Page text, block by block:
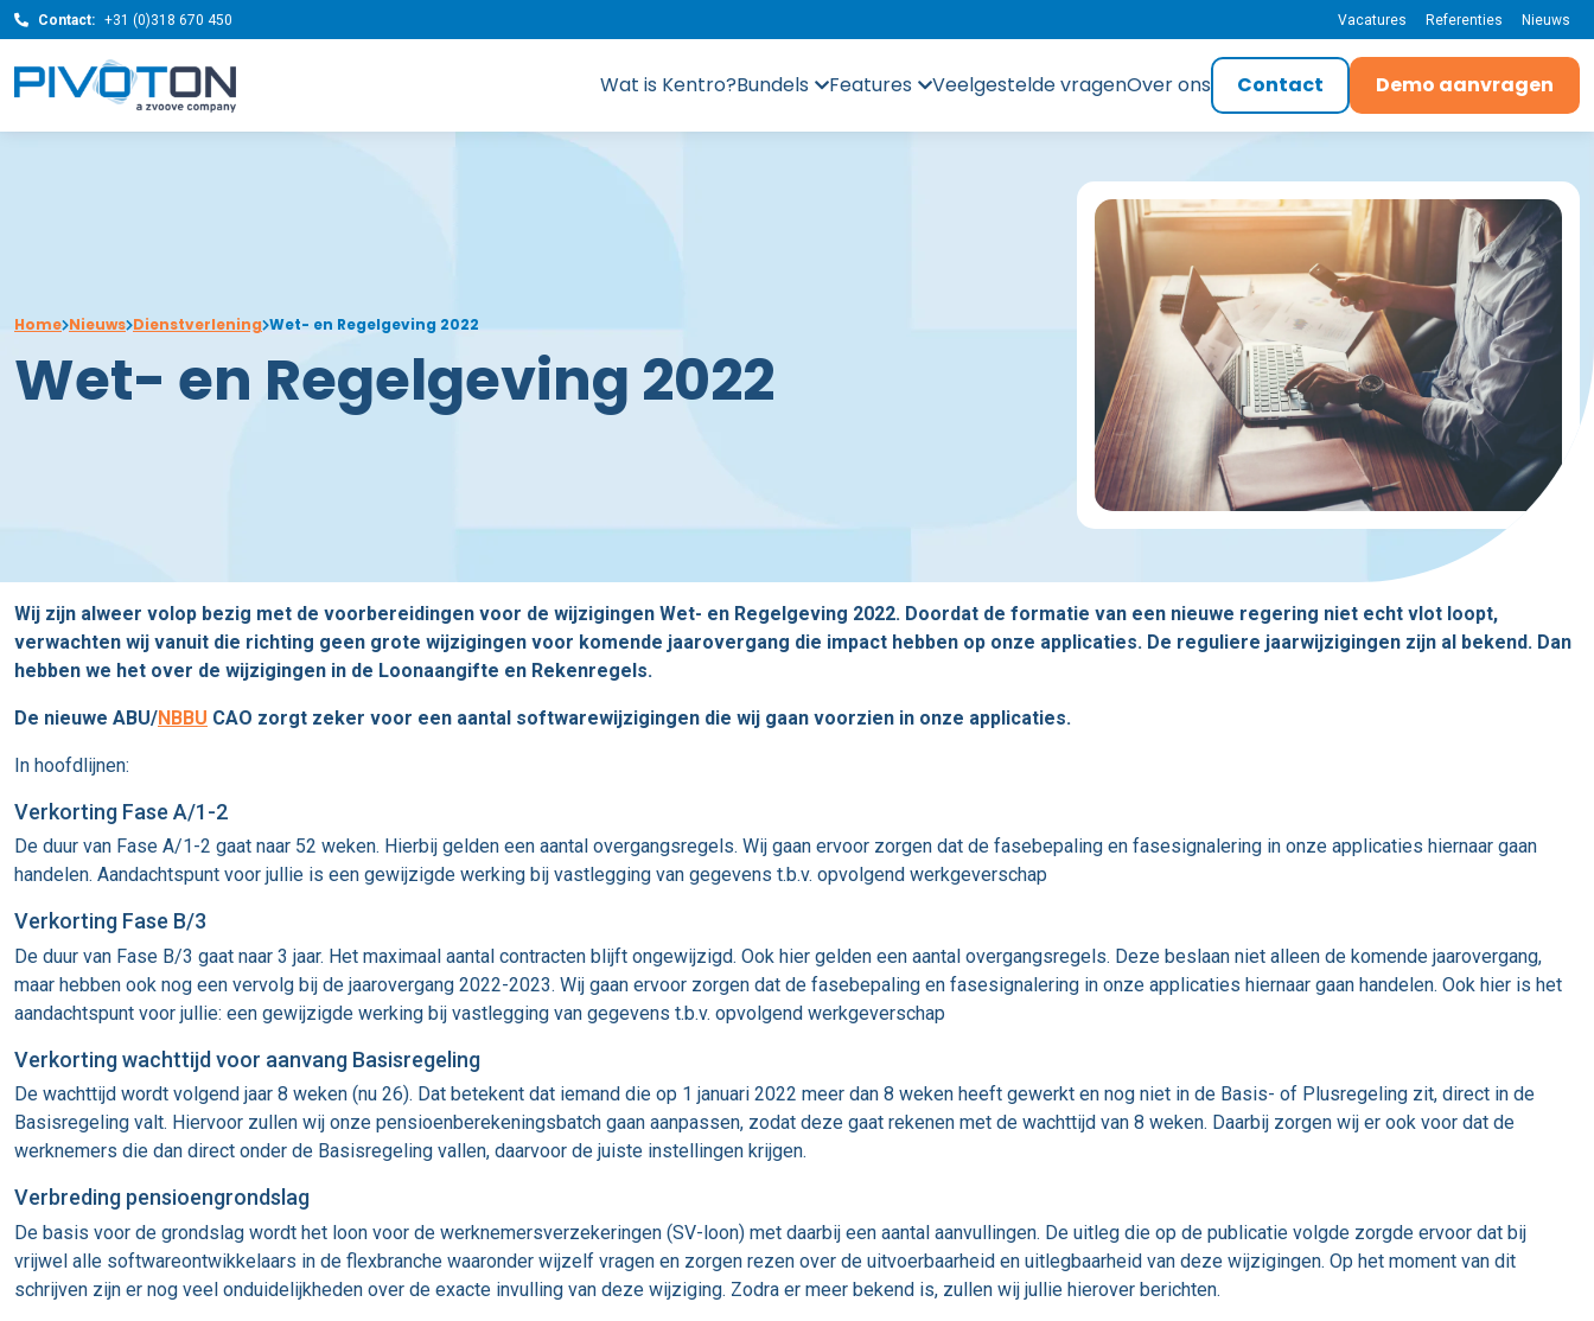
Contact: +31 (0)318 670 450 Vacatures Referenties Nieuws
Wat is Kentro?Bundels Features Veelgestelde vragenOver ons Contact Demo aanvragen
Home Nieuws Dienstverlening Wet- en Regelgeving 2022
Wet- en Regelgeving 2022
Wij zijn alweer volop bezig met de voorbereidingen voor de wijzigingen Wet- en Regelgeving 2022. Doordat de formatie van een nieuwe regering niet echt vlot loopt,
verwachten wij vanuit die richting geen grote wijzigingen voor komende jaarovergang die impact hebben op onze applicaties. De reguliere jaarwijzigingen zijn al bekend. Dan
hebben we het over de wijzigingen in de Loonaangifte en Rekenregels.
De nieuwe ABU/NBBU CAO zorgt zeker voor een aantal softwarewijzigingen die wij gaan voorzien in onze applicaties.
In hoofdlijnen:
Verkorting Fase A/1-2
De duur van Fase A/1-2 gaat naar 52 weken. Hierbij gelden een aantal overgangsregels. Wij gaan ervoor zorgen dat de fasebepaling en fasesignalering in onze applicaties hiernaar gaan
handelen. Aandachtspunt voor jullie is een gewijzigde werking bij vastlegging van gegevens t.b.v. opvolgend werkgeverschap
Verkorting Fase B/3
De duur van Fase B/3 gaat naar 3 jaar. Het maximaal aantal contracten blijft ongewijzigd. Ook hier gelden een aantal overgangsregels. Deze beslaan niet alleen de komende jaarovergang,
maar hebben ook nog een vervolg bij de jaarovergang 2022-2023. Wij gaan ervoor zorgen dat de fasebepaling en fasesignalering in onze applicaties hiernaar gaan handelen. Ook hier is het
aandachtspunt voor jullie: een gewijzigde werking bij vastlegging van gegevens t.b.v. opvolgend werkgeverschap
Verkorting wachttijd voor aanvang Basisregeling
De wachttijd wordt volgend jaar 8 weken (nu 26). Dat betekent dat iemand die op 1 januari 2022 meer dan 8 weken heeft gewerkt en nog niet in de Basis- of Plusregeling zit, direct in de
Basisregeling valt. Hiervoor zullen wij onze pensioenberekeningsbatch gaan aanpassen, zodat deze gaat rekenen met de wachttijd van 8 weken. Daarbij zorgen wij er ook voor dat de
werknemers die dan direct onder de Basisregeling vallen, daarvoor de juiste instellingen krijgen.
Verbreding pensioengrondslag
De basis voor de grondslag wordt het loon voor de werknemersverzekeringen (SV-loon) met daarbij een aantal aanvullingen. De uitleg die op de publicatie volgde zorgde ervoor dat bij
vrijwel alle softwareontwikkelaars in de flexbranche waaronder wijzelf vragen en zorgen rezen over de uitvoerbaarheid en uitlegbaarheid van deze wijzigingen. Op het moment van dit
schrijven zijn er nog veel onduidelijkheden over de exacte invulling van deze wijziging. Zodra er meer bekend is, zullen wij jullie hierover berichten.